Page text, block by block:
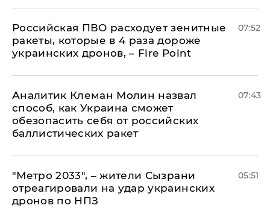
Российская ПВО расходует зенитные
ракеты, которые в 4 раза дороже
украинских дронов, – Fire Point
07:52
Аналитик Клеман Молин назвал
способ, как Украина сможет
обезопасить себя от российских
баллистических ракет
07:43
"Метро 2033", – жители Сызрани
отреагировали на удар украинских
дронов по НПЗ
05:51